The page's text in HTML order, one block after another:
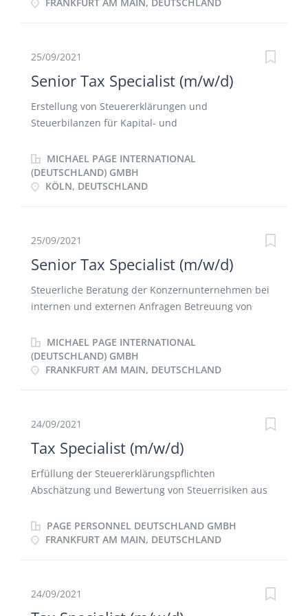
und Erstellung von steuerlichen
Gesetze und Gesetzesänderungen im Handels- und
internen steuerlichen Prozessen
25/09/2021
Senior Tax Specialist (m/w/d)
Erstellung von Steuererklärungen und
Steuerbilanzen für Kapital- und
Umsatzsteuervoranmeldungen Analyse und
Bewertung von nationalen und internationalen
Steuerthematiken Durchführung der laufenden
steuerrelevanter Änderungen und Ansprechpartner
steuerlichen Außenprüfungen
MICHAEL PAGE INTERNATIONAL
(DEUTSCHLAND) GMBH
KÖLN, DEUTSCHLAND
25/09/2021
Senior Tax Specialist (m/w/d)
Steuerliche Beratung der Konzernunternehmen bei
internen und externen Anfragen Betreuung von
Ertragsteuern und Umsatzsteuer Definition und
Umsetzung steuerlicher Anforderungen im Rahmen
der Finanztransformation Mitwirkung bei der
Betriebsprüfungen und Tax Compliance
Erstellung von Steuererklärungen und
Umsatzsteuervoranmeldungen für Gesellschaften
der Deutschland Gruppe
MICHAEL PAGE INTERNATIONAL
(DEUTSCHLAND) GMBH
FRANKFURT AM MAIN, DEUTSCHLAND
24/09/2021
Tax Specialist (m/w/d)
Erfüllung der Steuererklärungspflichten
Abschätzung und Bewertung von Steuerrisiken aus
Steuerrückstellungen, Analyse von
Bewertungsunterschieden zwischen den
resultierender Steuerbelastungen Prüfung,
Kommentierung und ggf. Korrektur steuerrelevanter
PAGE PERSONNEL DEUTSCHLAND GMBH
FRANKFURT AM MAIN, DEUTSCHLAND
24/09/2021